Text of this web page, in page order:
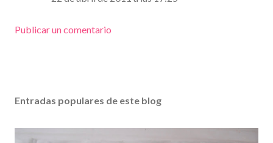
Publicar un comentario
Entradas populares de este blog